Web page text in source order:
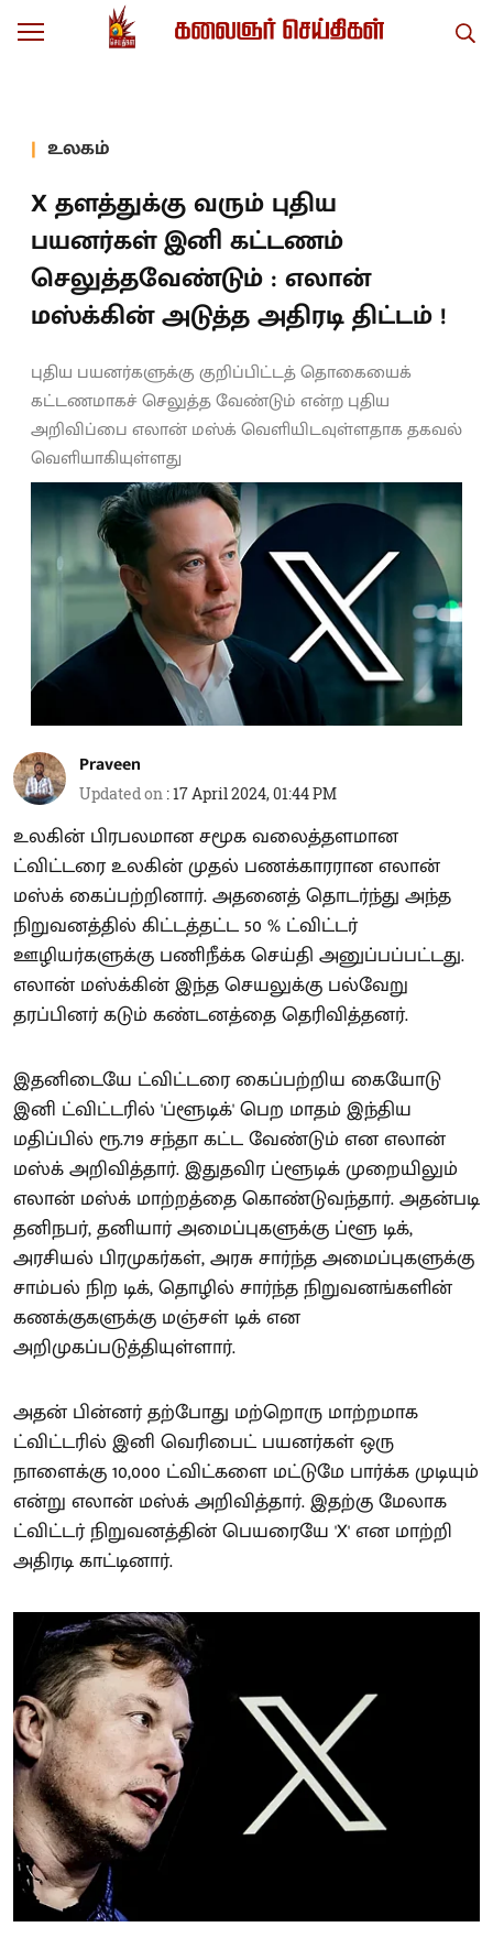
உலகம்
X தளத்துக்கு வரும் புதிய
பயனர்கள் இனி கட்டணம்
செலுத்தவேண்டும் : எலான்
மஸ்க்கின் அடுத்த அதிரடி திட்டம் !
புதிய பயனர்களுக்கு குறிப்பிட்டத் தொகையைக்
கட்டணமாகச் செலுத்த வேண்டும் என்ற புதிய
அறிவிப்பை எலான் மஸ்க் வெளியிடவுள்ளதாக தகவல்
வெளியாகியுள்ளது
Praveen
Updated on :17 April 2024, 01:44 PM
உலகின் பிரபலமான சமூக வலைத்தளமான
ட்விட்டரை உலகின் முதல் பணக்காரரான எலான்
மஸ்க் கைப்பற்றினார். அதனைத் தொடர்ந்து அந்த
நிறுவனத்தில் கிட்டத்தட்ட 50 % ட்விட்டர்
ஊழியர்களுக்கு பணிநீக்க செய்தி அனுப்பப்பட்டது.
எலான் மஸ்க்கின் இந்த செயலுக்கு பல்வேறு
தரப்பினர் கடும் கண்டனத்தை தெரிவித்தனர்.
இதனிடையே ட்விட்டரை கைப்பற்றிய கையோடு
இனி ட்விட்டரில் 'ப்ளூடிக்' பெற மாதம் இந்திய
மதிப்பில் ரூ.719 சந்தா கட்ட வேண்டும் என எலான்
மஸ்க் அறிவித்தார். இதுதவிர ப்ளூடிக் முறையிலும்
எலான் மஸ்க் மாற்றத்தை கொண்டுவந்தார். அதன்படி
தனிநபர், தனியார் அமைப்புகளுக்கு ப்ளூ டிக்,
அரசியல் பிரமுகர்கள், அரசு சார்ந்த அமைப்புகளுக்கு
சாம்பல் நிற டிக், தொழில் சார்ந்த நிறுவனங்களின்
கணக்குகளுக்கு மஞ்சள் டிக் என
அறிமுகப்படுத்தியுள்ளார்.
அதன் பின்னர் தற்போது மற்றொரு மாற்றமாக
ட்விட்டரில் இனி வெரிபைட் பயனர்கள் ஒரு
நாளைக்கு 10,000 ட்விட்களை மட்டுமே பார்க்க முடியும்
என்று எலான் மஸ்க் அறிவித்தார். இதற்கு மேலாக
ட்விட்டர் நிறுவனத்தின் பெயரையே 'X' என மாற்றி
அதிரடி காட்டினார்.